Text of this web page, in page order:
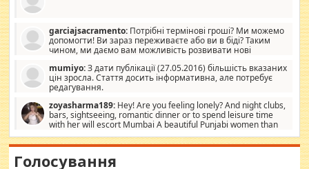
garciajsacramento: Потрібні термінові гроші? Ми можемо
допомогти! Ви зараз переживаєте або ви в біді? Таким
чином, ми даємо вам можливість розвивати нові
допомагати людям, які намагаються дати їм шанс. Кожен
заслуговує на другий шанс, і, оскільки влада не зможе, вони
повинні приймати від інших. Для нас нема багато суми, і зрілість
витрат, а тільки узгоджених сум і нічого іншого. Не чекайте і не
коментуйте цей пост. Введіть суму, яку ви хочете подати, і ми
зв'яжемося з вами з усіма варіантами. зв'яжіться з нами
сьогодні на garciajsacramento@gmail.com Вам потрібні термінові
гроші? Ми можемо допомогти!
mumiyo:З дати публікації (27.05.2016) більшість вказаних
цін зросла. Стаття досить інформативна, але потребує
редагування.
zoyasharma189: Hey! Are you feeling lonely? And night clubs,
bars, sightseeing, romantic dinner or to spend leisure time
with her will escort Mumbai A beautiful Punjabi women than
sexy escort companion in arms that you guys feel like 5 star luxury
hotel had to spend the night in their search for loved solitaire free
woman "Love Solitaire" beautiful figure and shapely body shapes.
Голосування